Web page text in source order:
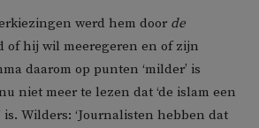
werd hem door de
of hij wil meeregeren en of zijn
daarom op punten ‘milder’ is
niet meer te lezen dat ‘de islam een
Wilders: ‘Journalisten hebben dat